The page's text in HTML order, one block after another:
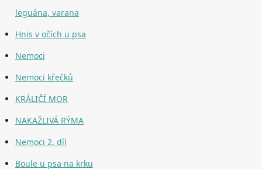
leguána, varana
Hnis v očích u psa
Nemoci
Nemoci křečků
KRÁLIČÍ MOR
NAKAŽLIVÁ RÝMA
Nemoci 2. díl
Boule u psa na krku